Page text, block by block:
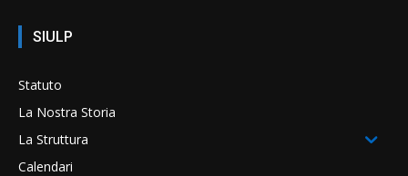
SIULP
Statuto
La Nostra Storia
La Struttura
Calendari